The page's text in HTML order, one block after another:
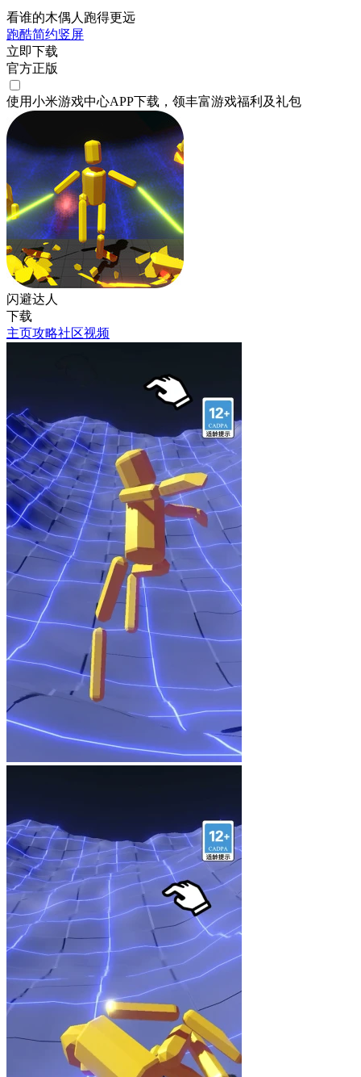
看谁的木偶人跑得更远
跑酷简约竖屏
立即下载
官方正版
使用小米游戏中心APP下载 ，领丰富游戏福利 及礼包
闪避达人
下载
主页攻略社区视频